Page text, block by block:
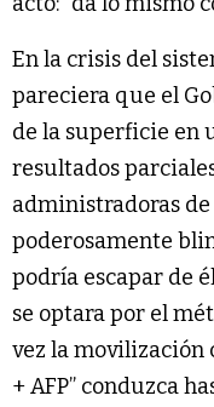
En la crisis del
pareciera que el
de la superficie en
resultados
administradoras
poderosamente
podría escapar de
se optara por el
vez la movilización
+ AFP” conduzca